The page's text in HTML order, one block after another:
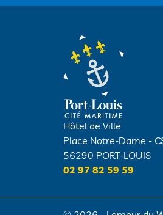
Hôtel de Ville
Place Notre-Dame -
56290 PORT-LOUIS
02 97 82 59 59